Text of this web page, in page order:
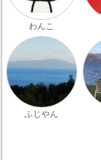
わんこ
ふじやん